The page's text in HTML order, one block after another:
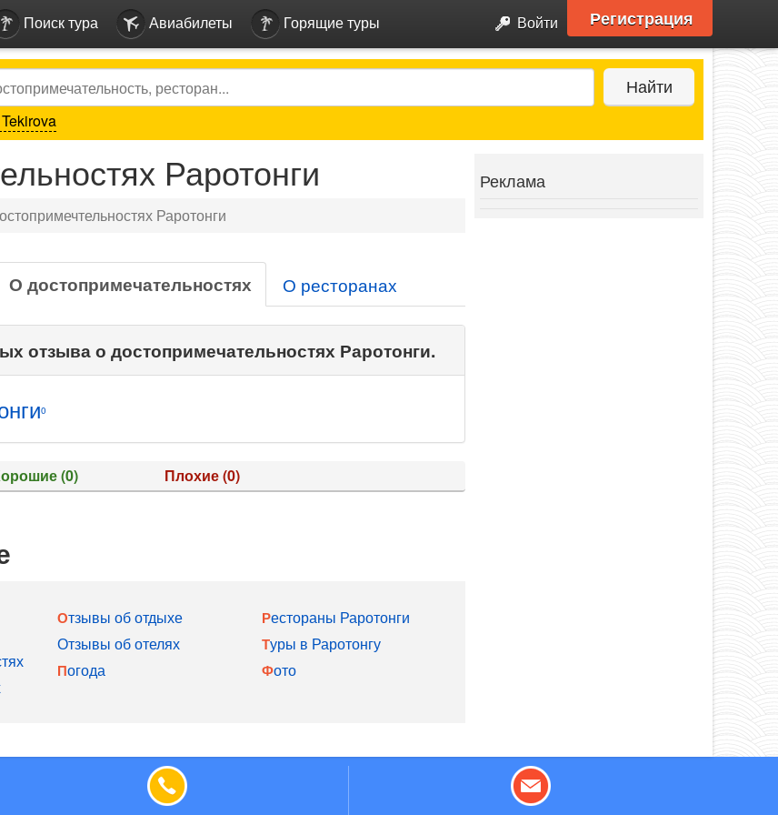
Поиск тура Авиабилеты Горящие туры Войти Регистрация
Найти
Раротонги
Раротонги
О достопримечательностях О ресторанах
отзыва о достопримечательностях Раротонги.
0
(0) Плохие(0)
Отзывы об отдыхе
Отзывы об отелях
Погода
Рестораны Раротонги
Туры в Раротонгу
Фото
Реклама